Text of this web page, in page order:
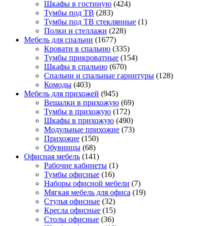
Шкафы в гостиную (424)
Тумбы под ТВ (283)
Тумбы под ТВ стеклянные (1)
Полки и стеллажи (228)
Мебель для спальни (1677)
Кровати в спальню (335)
Тумбы прикроватные (154)
Шкафы в спальню (670)
Спальни и спальные гарнитуры (128)
Комоды (403)
Мебель для прихожей (945)
Вешалки в прихожую (69)
Тумбы в прихожую (172)
Шкафы в прихожую (490)
Модульные прихожие (73)
Прихожие (150)
Обувницы (68)
Офисная мебель (141)
Рабочие кабинеты (1)
Тумбы офисные (16)
Наборы офисной мебели (7)
Мягкая мебель для офиса (19)
Стулья офисные (32)
Кресла офисные (15)
Столы офисные (36)